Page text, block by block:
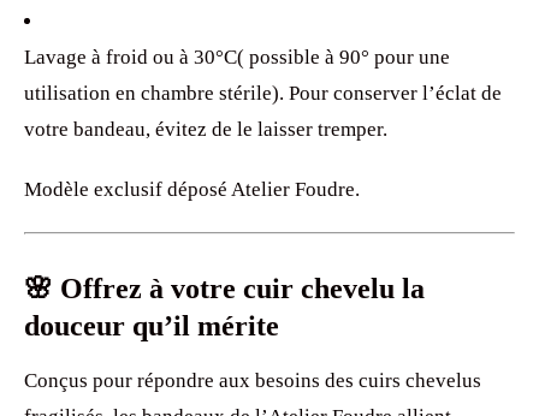
Lavage à froid ou à 30°C( possible à 90° pour une
utilisation en chambre stérile). Pour conserver l’éclat de
votre bandeau, évitez de le laisser tremper.
Modèle exclusif déposé Atelier Foudre.
🌸 Offrez à votre cuir chevelu la
douceur qu’il mérite
Conçus pour répondre aux besoins des cuirs chevelus